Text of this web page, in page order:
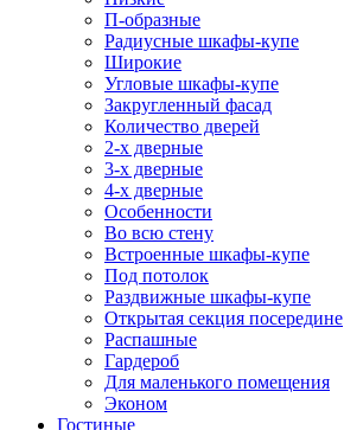
П-образные
Радиусные шкафы-купе
Широкие
Угловые шкафы-купе
Закругленный фасад
Количество дверей
2-х дверные
3-х дверные
4-х дверные
Особенности
Во всю стену
Встроенные шкафы-купе
Под потолок
Раздвижные шкафы-купе
Открытая секция посередине
Распашные
Гардероб
Для маленького помещения
Эконом
Гостиные